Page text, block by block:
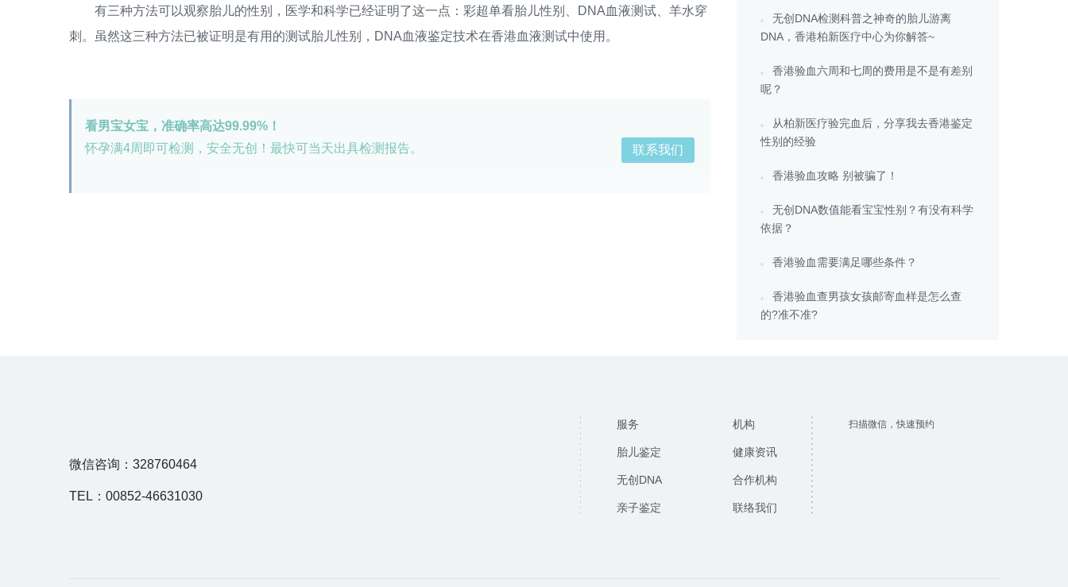
有三种方法可以观察胎儿的性别，医学和科学已经证明了这一点：彩超单看胎儿性别、DNA血液测试、羊水穿
刺。虽然这三种方法已被证明是有用的测试胎儿性别，DNA血液鉴定技术在香港血液测试中使用。
看男宝女宝，准确率高达99.99%！
怀孕满4周即可检测，安全无创！最快可当天出具检测报告。
联系我们
无创DNA检测科普之神奇的胎儿游离
DNA，香港柏新医疗中心为你解答~
香港验血六周和七周的费用是不是有差别
呢？
从柏新医疗验完血后，分享我去香港鉴定
性别的经验
香港验血攻略 别被骗了！
无创DNA数值能看宝宝性别？有没有科学
依据？
香港验血需要满足哪些条件？
香港验血查男孩女孩邮寄血样是怎么查
的?准不准?
微信咨询：328760464
TEL：00852-46631030
服务
胎儿鉴定
无创DNA
亲子鉴定
机构
健康资讯
合作机构
联络我们
扫描微信，快速预约